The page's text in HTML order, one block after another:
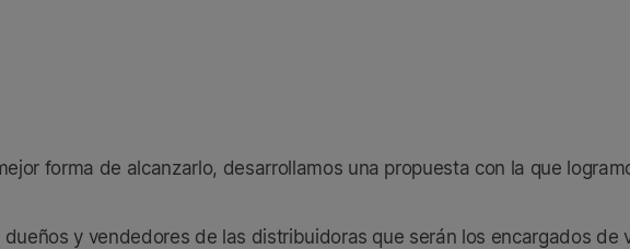
forma de alcanzarlo, desarrollamos una propuesta con la que
y vendedores de las distribuidoras que serán los encargados de